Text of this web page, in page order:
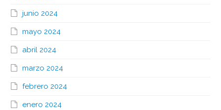
junio 2024
mayo 2024
abril 2024
marzo 2024
febrero 2024
enero 2024